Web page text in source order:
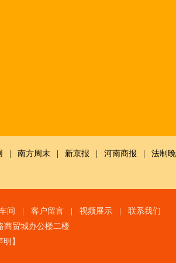
南方周末 新京报 河南商报 法制
间 客户留言| 视频展示| 联系我们
商贸城办公楼二楼
明 】